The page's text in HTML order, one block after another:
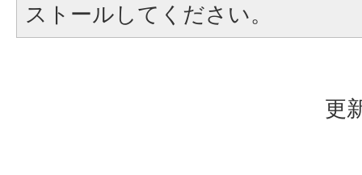
ストールしてください。
更